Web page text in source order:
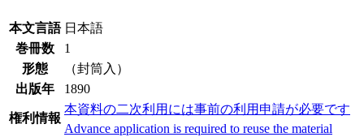
本文言語 日本語
巻冊数
1
形態
（封筒入）
出版年
1890
権利情報
本資料の二次利用には事前の利用申請が必要です
Advance application is required to reuse the material